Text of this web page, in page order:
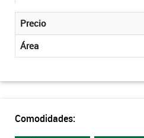
Precio
Área
Comodidades: